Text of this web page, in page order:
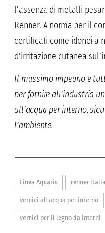
l’assenza di metalli
Renner. A norma per il
certificati come idonei a
d’irritazione cutanea
Il massimo impegno e
per fornire all’industria
all’acqua per interno,
l’ambiente.
Linea Aquaris renner italia
vernici all'acqua per interno
vernici per il legno da interni